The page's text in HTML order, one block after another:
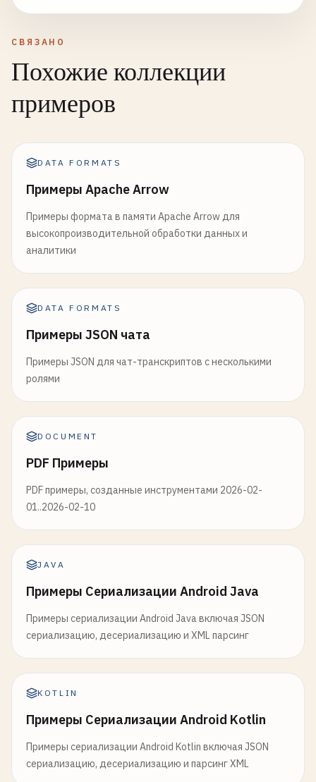
СВЯЗАНО
Похожие коллекции
примеров
DATA FORMATS
Примеры Apache Arrow
Примеры формата в памяти Apache Arrow для
высокопроизводительной обработки данных и
аналитики
DATA FORMATS
Примеры JSON чата
Примеры JSON для чат-транскриптов с несколькими
ролями
DOCUMENT
PDF Примеры
PDF примеры, созданные инструментами 2026-02-
01..2026-02-10
JAVA
Примеры Сериализации Android Java
Примеры сериализации Android Java включая JSON
сериализацию, десериализацию и XML парсинг
KOTLIN
Примеры Сериализации Android Kotlin
Примеры сериализации Android Kotlin включая JSON
сериализацию, десериализацию и парсинг XML